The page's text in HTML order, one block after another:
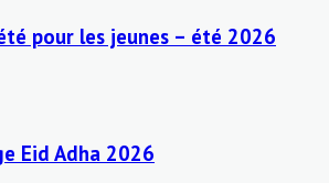
pour les jeunes – été 2026
Eid Adha 2026